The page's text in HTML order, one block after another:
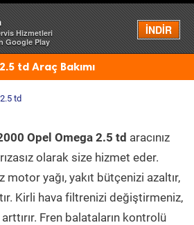
Hizmetleri
Google Play
İNDİR
Menü
td Araç Bakımı
2.5 td
Opel Omega 2.5 td aracınız
olarak size hizmet eder.
yağı, yakıt bütçenizi azaltır,
Kirli hava filtrenizi değiştirmeniz,
Fren balataların kontrolü